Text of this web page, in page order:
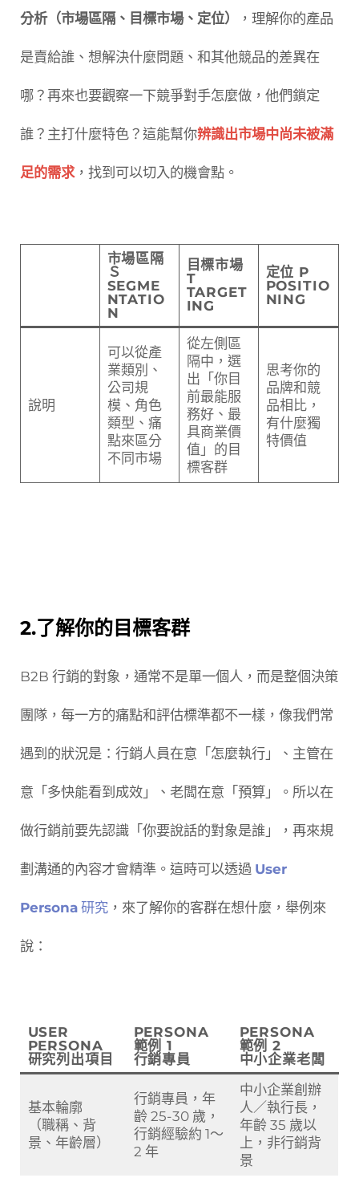
分析（市場區隔、目標市場、定位） ，理解你的產品
是賣給誰、想解決什麼問題、和其他競品的差異在
哪？再來也要觀察一下競爭對手怎麼做，他們鎖定
誰？主打什麼特色？這能幫你辨識出市場中尚未被滿
足的需求，找到可以切入的機會點。
市場區隔
Ｓ
SEGME
NTATIO
N
目標市場
T
TARGET
ING
定位 P
POSITIO
NING
說明
可以從產
業類別、
公司規
模、角色
類型、痛
點來區分
不同市場
從左側區
隔中，選
出「你目
前最能服
務好、最
具商業價
值」的目
標客群
思考你的
品牌和競
品相比，
有什麼獨
特價值
2.了解你的目標客群
B2B 行銷的對象，通常不是單一個人，而是整個決策
團隊，每一方的痛點和評估標準都不一樣，像我們常
遇到的狀況是：行銷人員在意「怎麼執行」、主管在
意「多快能看到成效」、老闆在意「預算」。所以在
做行銷前要先認識「你要說話的對象是誰」，再來規
劃溝通的內容才會精準。這時可以透過 User
Persona研究 ，來了解你的客群在想什麼，舉例來
說：
USER
PERSONA
研究列出項目
PERSONA
範例 1
行銷專員
PERSONA
範例 2
中小企業老闆
基本輪廓
（職稱、背
景、年齡層）
行銷專員，年
齡 25-30 歲，
行銷經驗約 1～
2 年
中小企業創辦
人／執行長，
年齡 35 歲以
上，非行銷背
景